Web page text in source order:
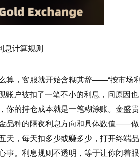
息计算规则
算，客服就开始含糊其辞——“按市场利
账户被扣了一笔不小的利息，问原因也
你的持仓成本就是一笔糊涂账。金盛贵
品种的隔夜利息方向和具体数值——做
天，每天扣多少或赚多少，打开终端品
事。利息规则不透明，等于让你闭着眼